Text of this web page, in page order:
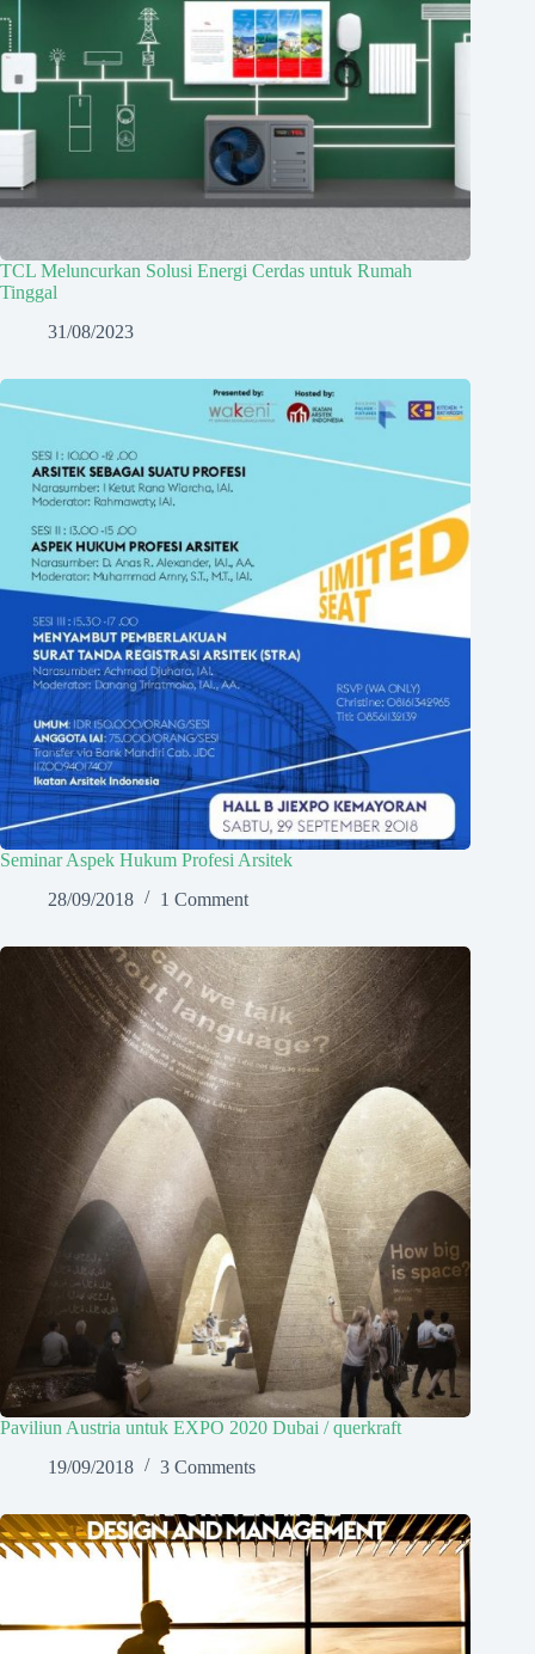
TCL Meluncurkan Solusi Energi Cerdas untuk Rumah
Tinggal
31/08/2023
Seminar Aspek Hukum Profesi Arsitek
28/09/2018
1 Comment
Paviliun Austria untuk EXPO 2020 Dubai / querkraft
19/09/2018
3 Comments